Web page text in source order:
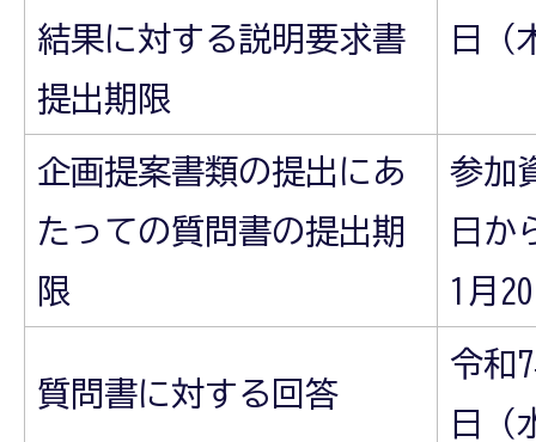
結果に対する説明要求書
提出期限
日（
企画提案書類の提出にあ
たっての質問書の提出期
限
参加
日か
1月
質問書に対する回答
令和
日（